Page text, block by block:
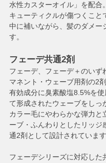
水性カスターオイル」を配合。
キューティクルが傷つくこ
中に補いながら、髪のダメー
す。
フェーデ共通2剤
フェーデ、フェーデ＋のいず
マネント・ウェーブ用剤の2剤
有効成分に臭素酸塩8.5%を
て形成されたウェーブをしっ
カラー毛にやわらかな弾力と
ーブ・ふんわりとしたリッ
通2剤として設計されています
フェーデシリーズに対応した